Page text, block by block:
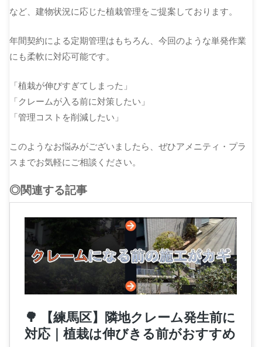
など、建物状況に応じた植栽管理をご提案しております。
年間契約による定期管理はもちろん、今回のような単発作業
にも柔軟に対応可能です。
「植栽が伸びすぎてしまった」
「クレームが入る前に対策したい」
「管理コストを削減したい」
このようなお悩みがございましたら、ぜひアメニティ・プラ
スまでお気軽にご相談ください。
◎関連する記事